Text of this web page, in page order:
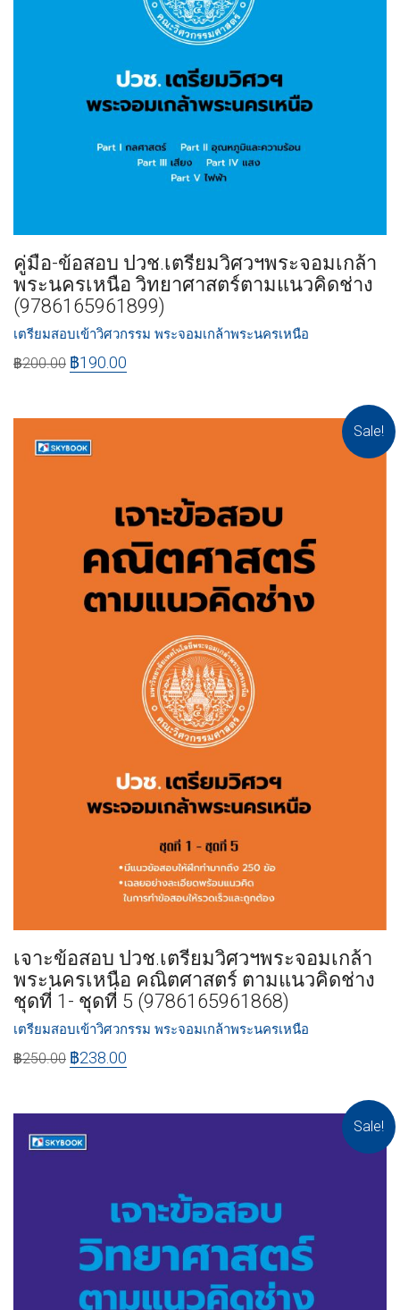
คู่มือ-ข้อสอบ ปวช.เตรียมวิศวฯพระจอมเกล้า
พระนครเหนือ วิทยาศาสตร์ตามแนวคิดช่าง
(9786165961899)
เตรียมสอบเข้าวิศวกรรม พระจอมเกล้าพระนครเหนือ
฿200.00 ฿190.00
Sale!
เจาะข้อสอบ ปวช.เตรียมวิศวฯพระจอมเกล้า
พระนครเหนือ คณิตศาสตร์ ตามแนวคิดช่าง
ชุดที่ 1- ชุดที่ 5 (9786165961868)
เตรียมสอบเข้าวิศวกรรม พระจอมเกล้าพระนครเหนือ
฿250.00 ฿238.00
Sale!